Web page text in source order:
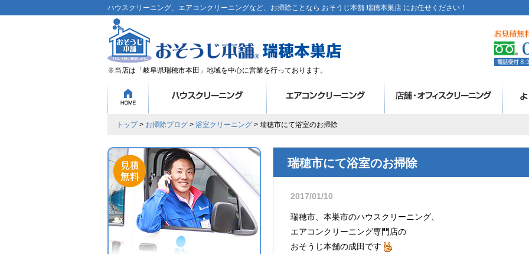
ハウスクリーニング、エアコンクリーニングなど、お掃除ことなら おそうじ本舗 瑞穂本巣店 にお任せください！
※当店は「岐阜県瑞穂市本田」地域を中心に営業を行っております。
トップ> お掃除ブログ > 浴室クリーニング > 瑞穂市にて浴室のお掃除
瑞穂市にて浴室のお掃除
2017/01/10
瑞穂市、本巣市のハウスクリーニング、
エアコンクリーニング専門店の
おそうじ本舗の成田です